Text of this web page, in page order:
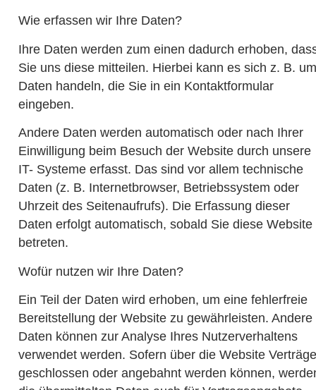
Wie erfassen wir Ihre Daten?
Ihre Daten werden zum einen dadurch erhoben,
Sie uns diese mitteilen. Hierbei kann es sich z. B. um
Daten handeln, die Sie in ein Kontaktformular
eingeben.
Andere Daten werden automatisch oder nach Ihrer
Einwilligung beim Besuch der Website durch unsere
IT- Systeme erfasst. Das sind vor allem technische
Daten (z. B. Internetbrowser, Betriebssystem oder
Uhrzeit des Seitenaufrufs). Die Erfassung dieser
Daten erfolgt automatisch, sobald Sie diese Website
betreten.
Wofür nutzen wir Ihre Daten?
Ein Teil der Daten wird erhoben, um eine fehlerfreie
Bereitstellung der Website zu gewährleisten. Andere
Daten können zur Analyse Ihres Nutzerverhaltens
verwendet werden. Sofern über die Website Verträge
geschlossen oder angebahnt werden können,